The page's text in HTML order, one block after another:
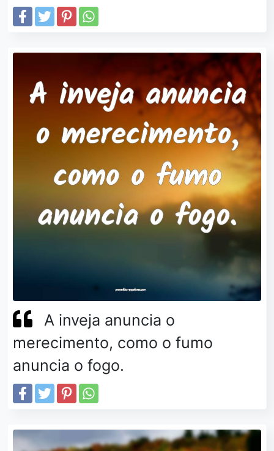
A inveja anuncia o
merecimento, como o fumo
anuncia o fogo.